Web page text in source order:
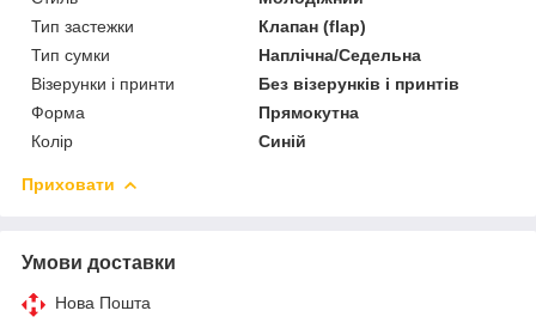
Тип застежки
Клапан (flap)
Тип сумки
Наплічна/Седельна
Візерунки і принти
Без візерунків і принтів
Форма
Прямокутна
Колір
Синій
Приховати
Умови доставки
Нова Пошта